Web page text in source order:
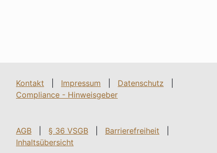
Kontakt Impressum Datenschutz
Compliance - Hinweisgeber
AGB § 36 VSGB Barrierefreiheit
Inhaltsübersicht